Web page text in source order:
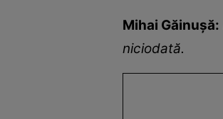
Mihai Găinușă:
niciodată.